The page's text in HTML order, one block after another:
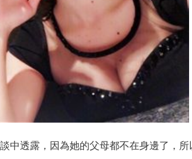
中透露，因為她的父母都不在身邊了，所